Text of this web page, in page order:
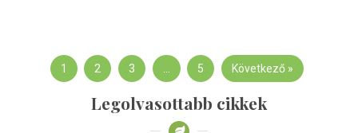
1 2 3 … 5 Következő »
Legolvasottabb cikkek